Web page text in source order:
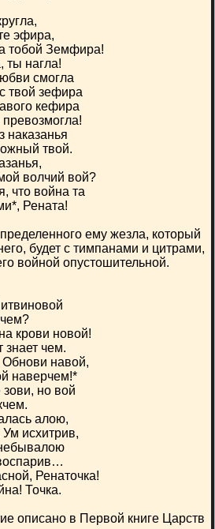
эфира,
тобой Земфира!
ты нагла!
смогла
твой зефира
кефира
наказанья
твой.
волчий вой?
что война та
Рената!
ему жезла, который
будет с тимпанами и цитрами,
войной опустошительной.
крови новой!
знает чем.
навой,
наверчем!*
но вой
алою,
исхитрив,
Ренаточка!
Точка.
описано в Первой книге Царств